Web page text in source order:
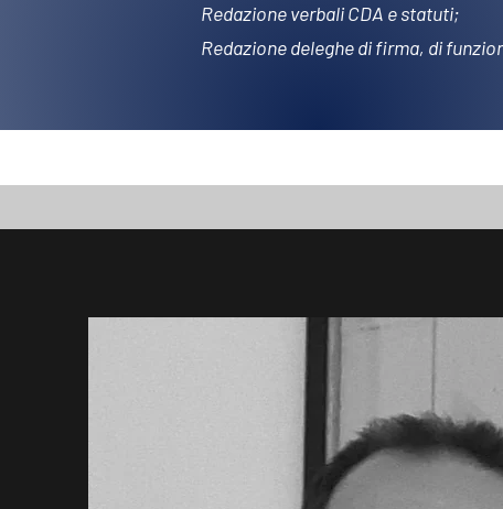
Redazione verbali CDA e statuti;
Redazione deleghe di firma, di